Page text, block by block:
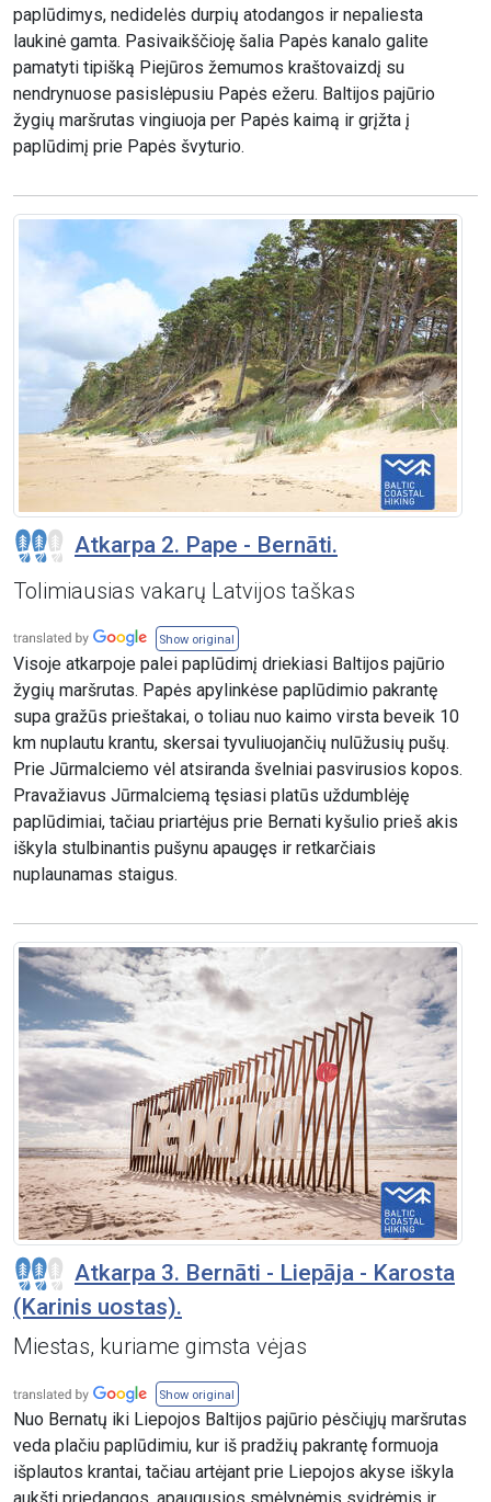
paplūdimys, nedidelės durpių atodangos ir nepaliesta
laukinė gamta. Pasivaikščioję šalia Papės kanalo galite
pamatyti tipišką Piejūros žemumos kraštovaizdį su
nendrynuose pasislėpusiu Papės ežeru. Baltijos pajūrio
žygių maršrutas vingiuoja per Papės kaimą ir grįžta į
paplūdimį prie Papės švyturio.
Atkarpa 2. Pape - Bernāti.
Tolimiausias vakarų Latvijos taškas
Show original
Visoje atkarpoje palei paplūdimį driekiasi Baltijos pajūrio
žygių maršrutas. Papės apylinkėse paplūdimio pakrantę
supa gražūs prieštakai, o toliau nuo kaimo virsta beveik 10
km nuplautu krantu, skersai tyvuliuojančių nulūžusių pušų.
Prie Jūrmalciemo vėl atsiranda švelniai pasvirusios kopos.
Pravažiavus Jūrmalciemą tęsiasi platūs uždumblėję
paplūdimiai, tačiau priartėjus prie Bernati kyšulio prieš akis
iškyla stulbinantis pušynu apaugęs ir retkarčiais
nuplaunamas staigus.
Atkarpa 3. Bernāti - Liepāja - Karosta
(Karinis uostas).
Miestas, kuriame gimsta vėjas
Show original
Nuo Bernatų iki Liepojos Baltijos pajūrio pėsčiųjų maršrutas
veda plačiu paplūdimiu, kur iš pradžių pakrantę formuoja
išplautos krantai, tačiau artėjant prie Liepojos akyse iškyla